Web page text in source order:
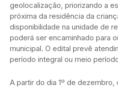
geolocalização, priorizando a
próxima da residência da
disponibilidade na unidade de
poderá ser encaminhado para
municipal. O edital prevê
período integral ou meio
A partir do dia 1º de